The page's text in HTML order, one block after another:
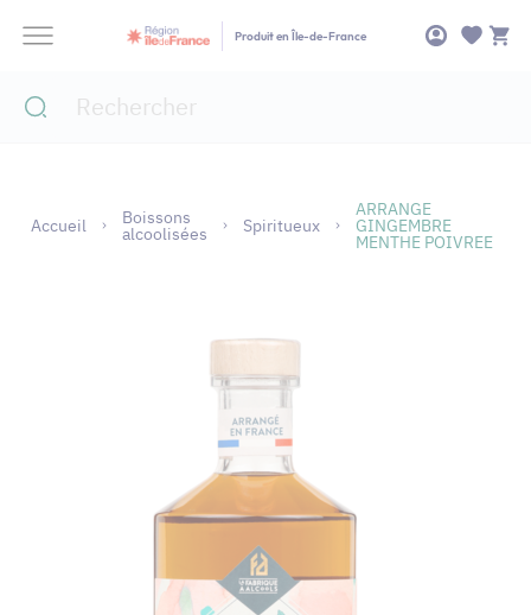
Produit en Île-de-France
Accueil Boissons
alcoolisées Spiritueux
ARRANGE
GINGEMBRE
MENTHE POIVREE